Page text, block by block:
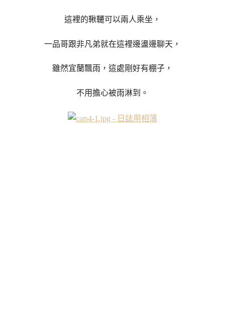
這裡的鞦韆可以兩人乘坐，
一品哥跟非凡弟就在這裡邊盪邊聊天，
雖然宜蘭飄雨，這處剛好有棚子，
不用擔心被雨淋到。